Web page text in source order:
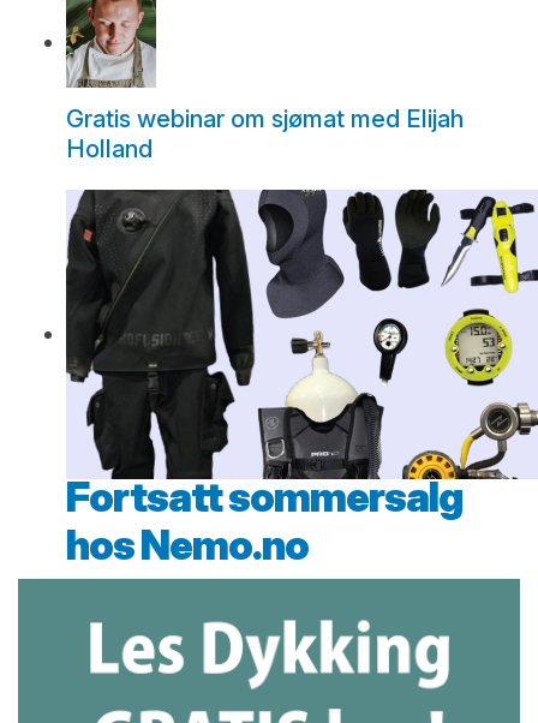
Gratis webinar om sjømat med Elijah
Holland
Fortsatt sommersalg
hos Nemo.no